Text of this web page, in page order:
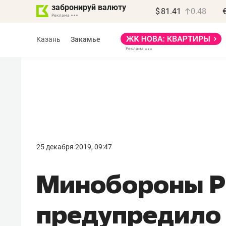
забронируй валюту $ 81.41 0.48
Казань Закамье
25 декабря 2019, 09:47
Минобороны
предупредило